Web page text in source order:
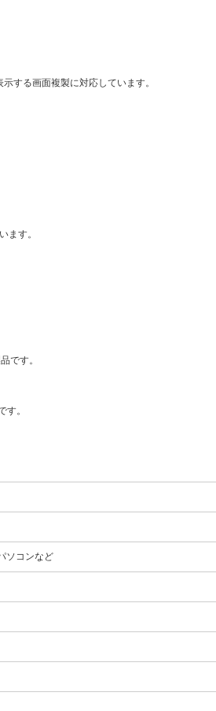
する画面複製に対応しています。
ます。
です。
す。
ソコンなど